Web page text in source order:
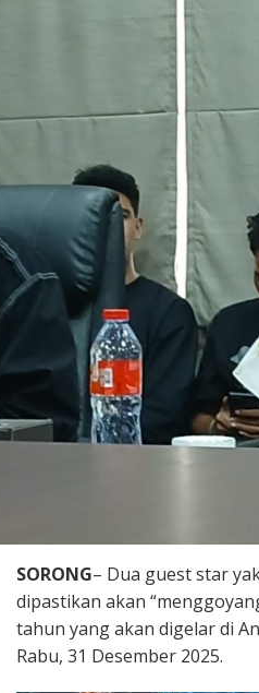
SORONG– Dua guest star
dipastikan akan
tahun yang akan digelar di
Rabu, 31 Desember 2025.